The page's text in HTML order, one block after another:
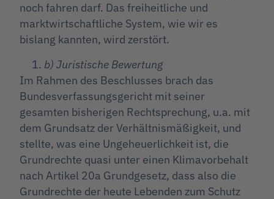
noch fahren darf. Das freiheitliche und
marktwirtschaftliche System, wie wir es
bislang kannten, wird zerstört.
b) Juristische Bewertung
Im Rahmen des Beschlusses brach das
Bundesverfassungsgericht mit seiner
gesamten bisherigen Rechtsprechung, u.a. mit
dem Grundsatz der Verhältnismäßigkeit, und
stellte, was eine Ungeheuerlichkeit ist, die
Grundrechte quasi unter einen Klimavorbehalt
nach Artikel 20a Grundgesetz, dass also die
Grundrechte der heute Lebenden zum Schutz